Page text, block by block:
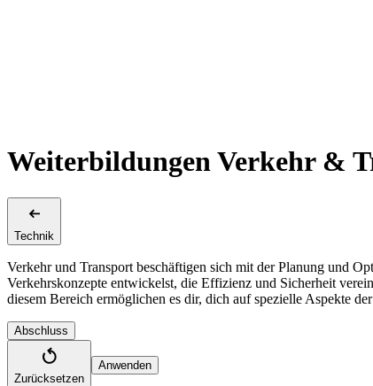
Weiterbildungen Verkehr &
Technik
Verkehr und Transport beschäftigen sich mit der Planung und
Verkehrskonzepte entwickelst, die Effizienz und Sicherheit
diesem Bereich ermöglichen es dir, dich auf spezielle Aspekte
Abschluss
Zurücksetzen
Anwenden